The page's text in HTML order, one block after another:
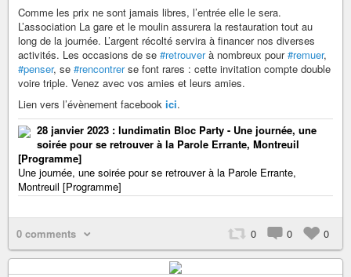
Comme les prix ne sont jamais libres, l’entrée elle le sera.
L’association La gare et le moulin assurera la restauration tout au
long de la journée. L’argent récolté servira à financer nos diverses
activités. Les occasions de se #retrouverà nombreux pour#remuer,
#penser, se #rencontrerse font rares : cette invitation compte double
voire triple. Venez avec vos amies et leurs amies.
Lien vers l’évènement facebook ici.
28 janvier 2023 : lundimatin Bloc Party - Une journée, une
soirée pour se retrouver à la Parole Errante, Montreuil
[Programme]
Une journée, une soirée pour se retrouver à la Parole Errante,
Montreuil [Programme]
0 comments 0 0 0